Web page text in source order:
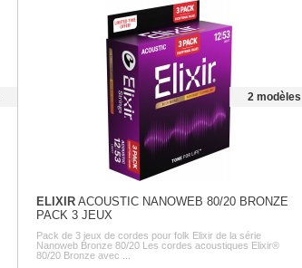
2 modèles
ELIXIRACOUSTIC NANOWEB 80/20 BRONZE
PACK 3 JEUX
Pack de 3 jeux de cordes pour folk Elixir de la série
Nanoweb Bronze 80/20 Les cordes acoustiques Elixir®
80/20 Bronze avec ...